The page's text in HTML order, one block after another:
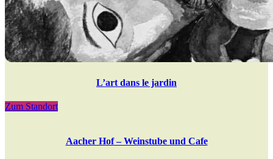
L’art dans le jardin
Zum Standort
Aacher Hof – Weinstube und Cafe